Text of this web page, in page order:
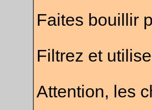
Faites bouillir
Filtrez et
Attention, les